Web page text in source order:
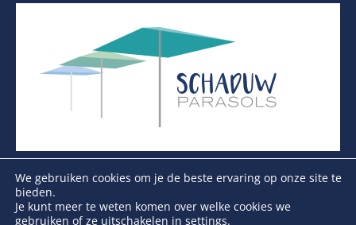
We gebruiken cookies om je de beste ervaring op onze site te
bieden.
Je kunt meer te weten komen over welke cookies we
gebruiken of ze uitschakelen in settings.